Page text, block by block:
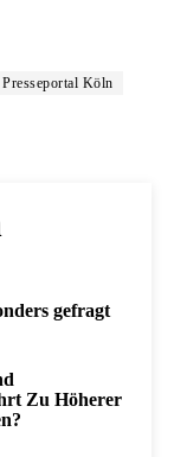
Presseportal Köln
gefragt
Zu Höherer